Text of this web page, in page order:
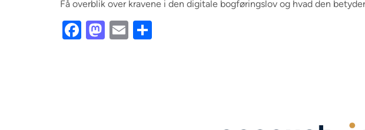
Få overblik over kravene i den digitale bogføringslov og hvad den
Facebook
Mastodon
Email